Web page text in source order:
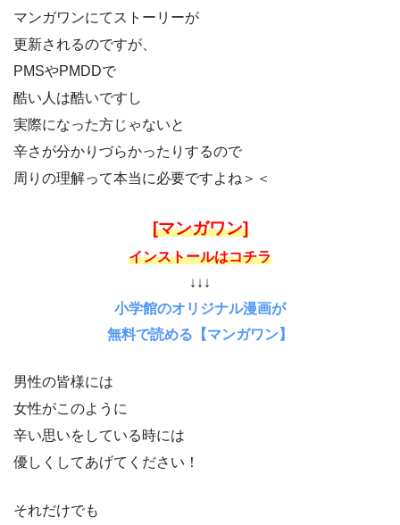
マンガワンにてストーリーが
更新されるのですが、
PMSやPMDDで
酷い人は酷いですし
実際になった方じゃないと
辛さが分かりづらかったりするので
周りの理解って本当に必要ですよね＞＜
[マンガワン]
インストールはコチラ
↓↓↓
小学館のオリジナル漫画が
無料で読める【マンガワン】
男性の皆様には
女性がこのように
辛い思いをしている時には
優しくしてあげてください！
それだけでも